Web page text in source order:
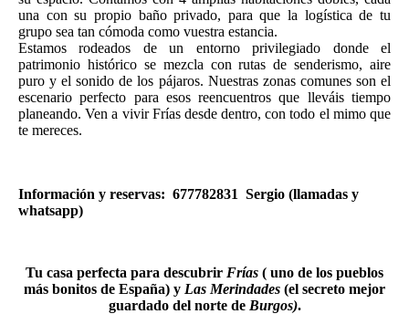
una con su propio baño privado, para que la logística de tu
grupo sea tan cómoda como vuestra estancia.
Estamos rodeados de un entorno privilegiado donde el
patrimonio histórico se mezcla con rutas de senderismo, aire
puro y el sonido de los pájaros. Nuestras zonas comunes son el
escenario perfecto para esos reencuentros que lleváis tiempo
planeando. Ven a vivir Frías desde dentro, con todo el mimo que
te mereces.
Información y reservas: 677782831 Sergio (llamadas y
whatsapp)
Tu casa perfecta para descubrir Frías ( uno de los pueblos
más bonitos de España) y Las Merindades (el secreto mejor
guardado del norte de Burgos).